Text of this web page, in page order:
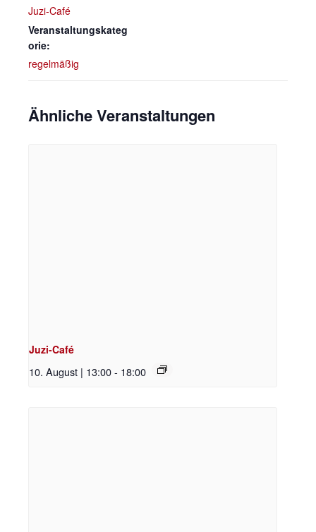
Juzi-Café
Veranstaltungskateg
orie:
regelmäßig
Ähnliche Veranstaltungen
Juzi-Café
10. August | 13:00- 18:00